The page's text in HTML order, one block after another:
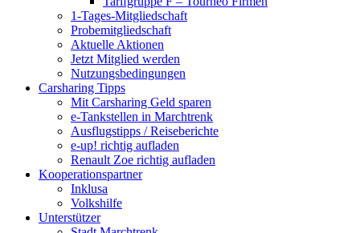
1-Tages-Mitgliedschaft
Probemitgliedschaft
Aktuelle Aktionen
Jetzt Mitglied werden
Nutzungsbedingungen
Carsharing Tipps
Mit Carsharing Geld sparen
e-Tankstellen in Marchtrenk
Ausflugstipps / Reiseberichte
e-up! richtig aufladen
Renault Zoe richtig aufladen
Kooperationspartner
Inklusa
Volkshilfe
Unterstützer